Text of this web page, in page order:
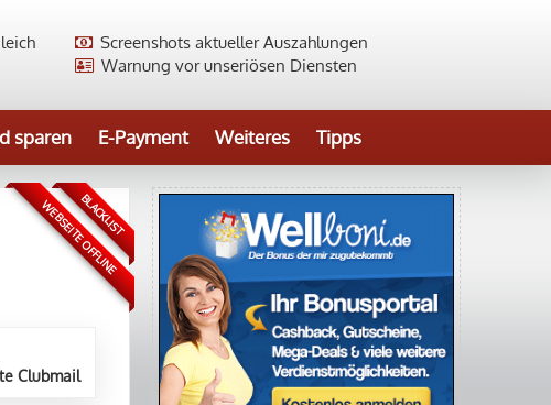
Screenshots aktueller Auszahlungen
Warnung vor unseriösen Diensten
sparen E-Payment Weiteres Tipps
Clubmail
BLACKLIST
WEBSEITE OFFLINE